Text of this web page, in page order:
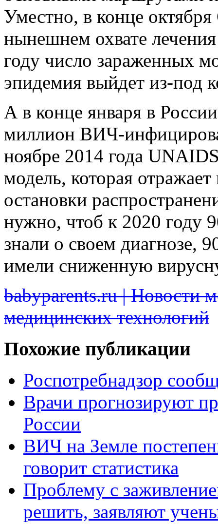
Уместно, в конце
нынешнем охвате
году число зараженных
эпидемия выйдет из-под
А в конце января в
миллион ВИЧ-
ноябре 2014 года
модель, которая
остановки
нужно, чтоб к 2020
знали о своем диагнозе,
имели сниженную
babyparents.ru | Новости
медицинских технологий
Похожие публикации
Роспотребнадзор
Врачи прогнозируют
России
ВИЧ на Земле
говорит статистика
Проблему с
решить, заявляют